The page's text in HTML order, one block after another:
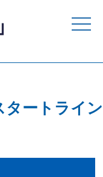
toggle
タートライン